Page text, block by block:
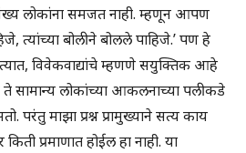
लोकांना समजत नाही. म्हणून आपण
त्यांच्या बोलीने बोलले पाहिजे.’ पण हे
विवेकवाद्यांचे म्हणणे सयुक्तिक आहे
लोकांच्या आकलनाच्या पलीकडे
परंतु माझा प्रश्न प्रामुख्याने सत्य काय
प्रमाणात होईल हा नाही. या